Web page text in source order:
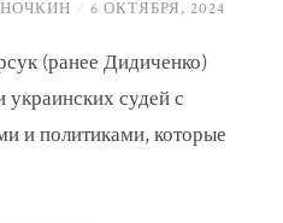
/ 6 ОКТЯБРЯ, 2024
(ранее Дидиченко)
украинских судей с
и политиками, которые